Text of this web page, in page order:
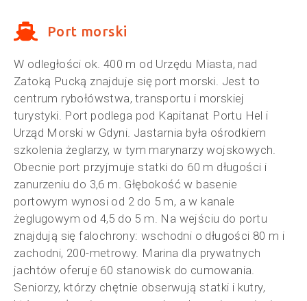
Port morski
W odległości ok. 400 m od Urzędu Miasta, nad
Zatoką Pucką znajduje się port morski. Jest to
centrum rybołówstwa, transportu i morskiej
turystyki. Port podlega pod Kapitanat Portu Hel i
Urząd Morski w Gdyni. Jastarnia była ośrodkiem
szkolenia żeglarzy, w tym marynarzy wojskowych.
Obecnie port przyjmuje statki do 60 m długości i
zanurzeniu do 3,6 m. Głębokość w basenie
portowym wynosi od 2 do 5 m, a w kanale
żeglugowym od 4,5 do 5 m. Na wejściu do portu
znajdują się falochrony: wschodni o długości 80 m i
zachodni, 200-metrowy. Marina dla prywatnych
jachtów oferuje 60 stanowisk do cumowania.
Seniorzy, którzy chętnie obserwują statki i kutry,